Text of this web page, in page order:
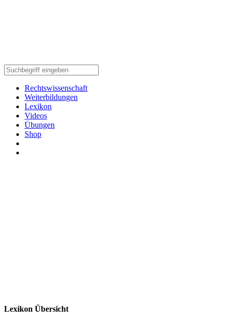
Rechtswissenschaft
Weiterbildungen
Lexikon
Videos
Übungen
Shop
Lexikon Übersicht